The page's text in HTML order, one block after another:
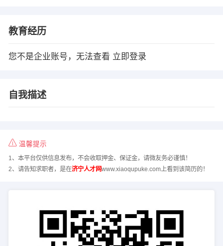
教育经历
您不是企业账号，无法查看 立即登录
自我描述
温馨提示
1、本平台仅供信息发布，不会收取押金、保证金，请微友务必谨慎！
2、请告知求职者，是在济宁人才网www.xiaoqupuke.com上看到该简历的！